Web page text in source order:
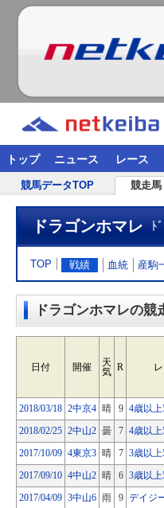
トップ ニュース レース
競馬データTOP 競走馬
ドラゴンホマレ ﾄ
TOP 戦績 血統 産駒
ドラゴンホマレの競
日付 開催
天
気 R
2018/03/18 2中京4 晴 9 4歳以
2018/02/25 2中山2 曇 7 4歳以
2017/10/09 4東京3 晴 7 3歳以
2017/09/10 4中山2 晴 6 3歳以
2017/04/09 3中山6 雨 9 デイジ